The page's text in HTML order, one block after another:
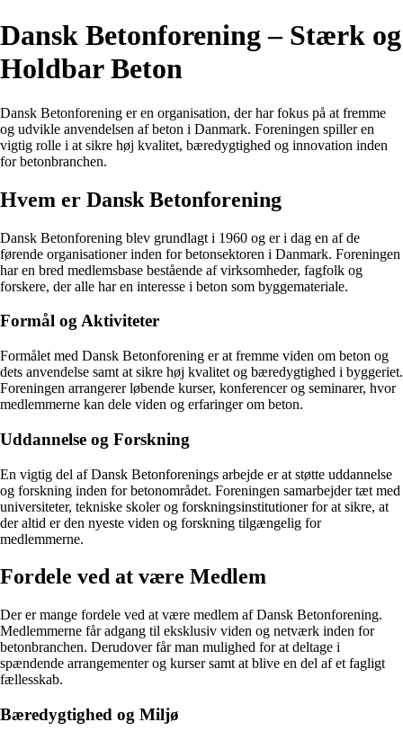
Dansk Betonforening – Stærk og
Holdbar Beton
Dansk Betonforening er en organisation, der har fokus på at fremme
og udvikle anvendelsen af beton i Danmark. Foreningen spiller en
vigtig rolle i at sikre høj kvalitet, bæredygtighed og innovation inden
for betonbranchen.
Hvem er Dansk Betonforening
Dansk Betonforening blev grundlagt i 1960 og er i dag en af de
førende organisationer inden for betonsektoren i Danmark. Foreningen
har en bred medlemsbase bestående af virksomheder, fagfolk og
forskere, der alle har en interesse i beton som byggemateriale.
Formål og Aktiviteter
Formålet med Dansk Betonforening er at fremme viden om beton og
dets anvendelse samt at sikre høj kvalitet og bæredygtighed i byggeriet.
Foreningen arrangerer løbende kurser, konferencer og seminarer, hvor
medlemmerne kan dele viden og erfaringer om beton.
Uddannelse og Forskning
En vigtig del af Dansk Betonforenings arbejde er at støtte uddannelse
og forskning inden for betonområdet. Foreningen samarbejder tæt med
universiteter, tekniske skoler og forskningsinstitutioner for at sikre, at
der altid er den nyeste viden og forskning tilgængelig for
medlemmerne.
Fordele ved at være Medlem
Der er mange fordele ved at være medlem af Dansk Betonforening.
Medlemmerne får adgang til eksklusiv viden og netværk inden for
betonbranchen. Derudover får man mulighed for at deltage i
spændende arrangementer og kurser samt at blive en del af et fagligt
fællesskab.
Bæredygtighed og Miljø